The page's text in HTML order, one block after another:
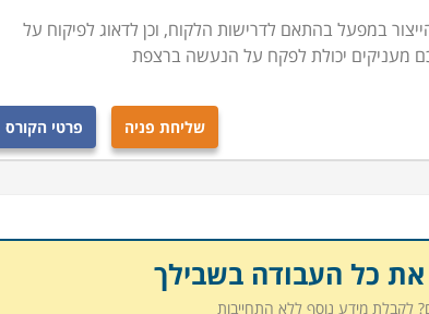
במפעל בהתאם לדרישות הלקוח, וכן לדאוג לפיקוח על
מעניקים יכולת לפקח על הנעשה ברצפת
שליחת פניה פרטי הקורס
כל העבודה בשבילך
לקבלת מידע נוסף ללא התחייבות